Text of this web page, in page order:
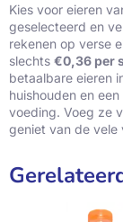
Kies voor eieren
geselecteerd en
rekenen op verse
slechts €0,36 per
betaalbare eieren
huishouden en
voeding. Voeg ze
geniet van de vele